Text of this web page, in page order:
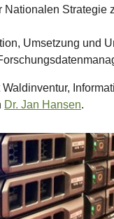
Nationalen Strategie
Umsetzung und
Dr. Jan Hansen.
for: